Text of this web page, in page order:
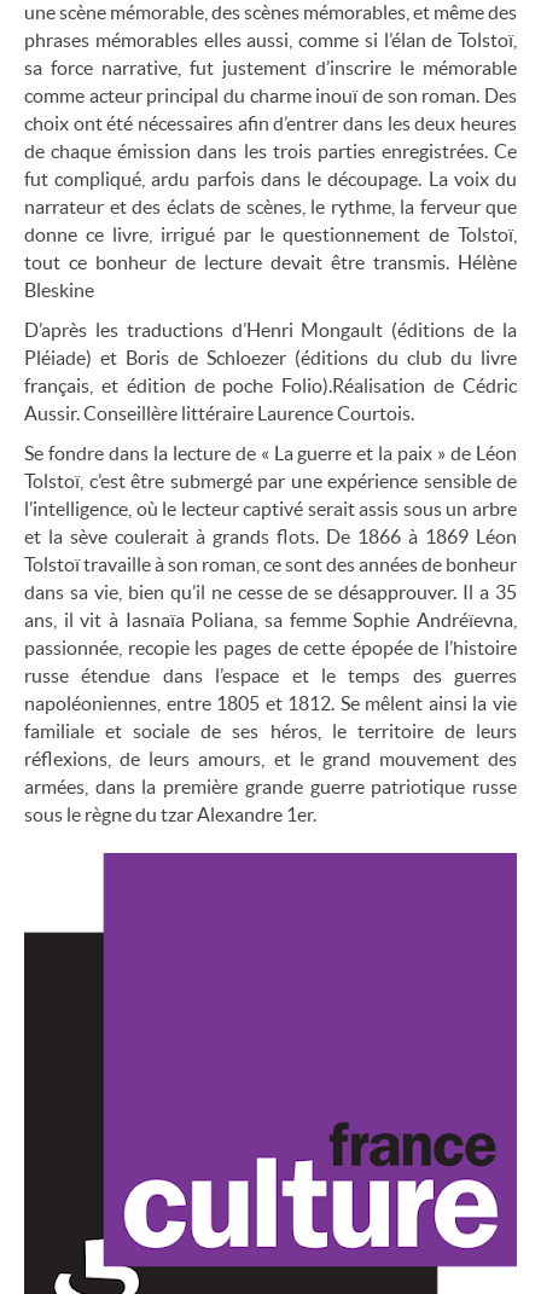
une scène mémorable, des scènes mémorables, et même des
phrases mémorables elles aussi, comme si l’élan de Tolstoï,
sa force narrative, fut justement d’inscrire le mémorable
comme acteur principal du charme inouï de son roman. Des
choix ont été nécessaires afin d’entrer dans les deux heures
de chaque émission dans les trois parties enregistrées. Ce
fut compliqué, ardu parfois dans le découpage. La voix du
narrateur et des éclats de scènes, le rythme, la ferveur que
donne ce livre, irrigué par le questionnement de Tolstoï,
tout ce bonheur de lecture devait être transmis. Hélène
Bleskine
D’après les traductions d’Henri Mongault (éditions de la
Pléiade) et Boris de Schloezer (éditions du club du livre
français, et édition de poche Folio).Réalisation de Cédric
Aussir. Conseillère littéraire Laurence Courtois.
Se fondre dans la lecture de « La guerre et la paix » de Léon
Tolstoï, c’est être submergé par une expérience sensible de
l’intelligence, où le lecteur captivé serait assis sous un arbre
et la sève coulerait à grands flots. De 1866 à 1869 Léon
Tolstoï travaille à son roman, ce sont des années de bonheur
dans sa vie, bien qu’il ne cesse de se désapprouver. Il a 35
ans, il vit à Iasnaïa Poliana, sa femme Sophie Andréïevna,
passionnée, recopie les pages de cette épopée de l’histoire
russe étendue dans l’espace et le temps des guerres
napoléoniennes, entre 1805 et 1812. Se mêlent ainsi la vie
familiale et sociale de ses héros, le territoire de leurs
réflexions, de leurs amours, et le grand mouvement des
armées, dans la première grande guerre patriotique russe
sous le règne du tzar Alexandre 1er.